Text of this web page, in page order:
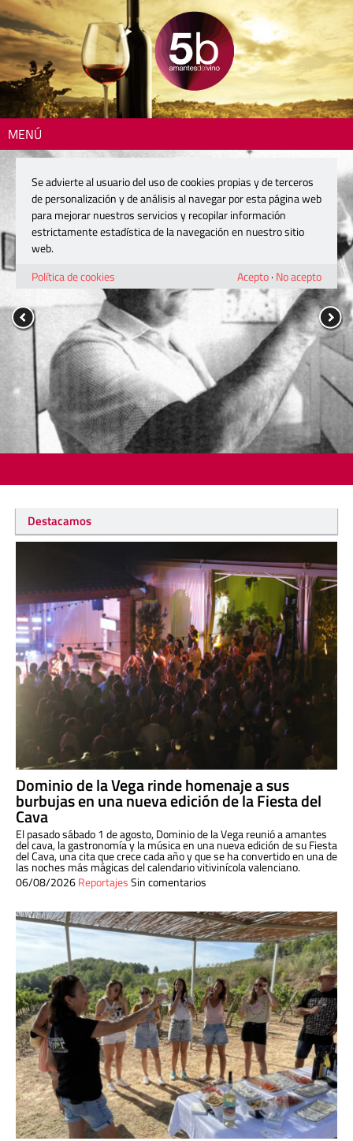
MENÚ
Destacamos
Dominio de la Vega rinde homenaje a sus
burbujas en una nueva edición de la Fiesta del
Cava
El pasado sábado 1 de agosto, Dominio de la Vega reunió a amantes
del cava, la gastronomía y la música en una nueva edición de su Fiesta
del Cava, una cita que crece cada año y que se ha convertido en una de
las noches más mágicas del calendario vitivinícola valenciano.
06/08/2026ReportajesSin comentarios
Se advierte al usuario del uso de cookies propias y de terceros
de personalización y de análisis al navegar por esta página web
para mejorar nuestros servicios y recopilar información
estrictamente estadística de la navegación en nuestro sitio
web.
Política de cookies
Acepto· No acepto